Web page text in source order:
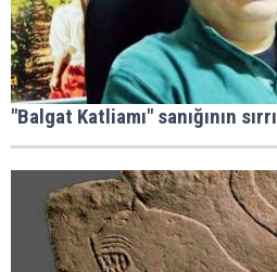
"Balgat Katliamı" sanığının sırrı